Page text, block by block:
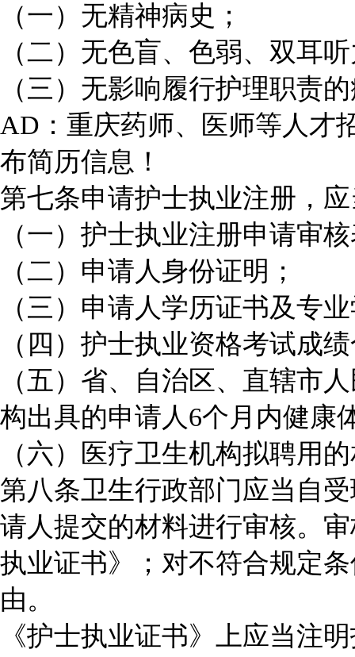
（一）无精神病史；
（二）无色盲、色弱、双耳
（三）无影响履行护理职责
AD：重庆药师、医师等人才
布简历信息！
第七条申请护士执业注册，
（一）护士执业注册申请审
（二）申请人身份证明；
（三）申请人学历证书及专
（四）护士执业资格考试成
（五）省、自治区、直辖市
构出具的申请人6个月内健康
（六）医疗卫生机构拟聘用
第八条卫生行政部门应当自
请人提交的材料进行审核。
执业证书》；对不符合规定
由。
《护士执业证书》上应当注